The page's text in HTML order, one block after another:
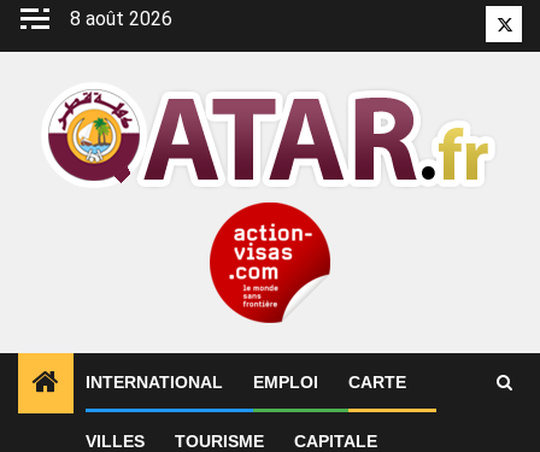
Aller
8 août 2026
INTERNATIONAL EMPLOI CARTE
VILLES TOURISME CAPITALE
ALERTES INFO 1 Le Qatar condamne l’attentat